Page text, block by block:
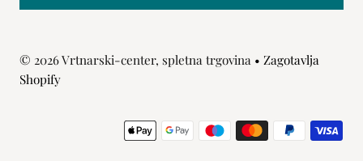
© 2026 Vrtnarski-center, spletna trgovina • Zagotavlja
Shopify